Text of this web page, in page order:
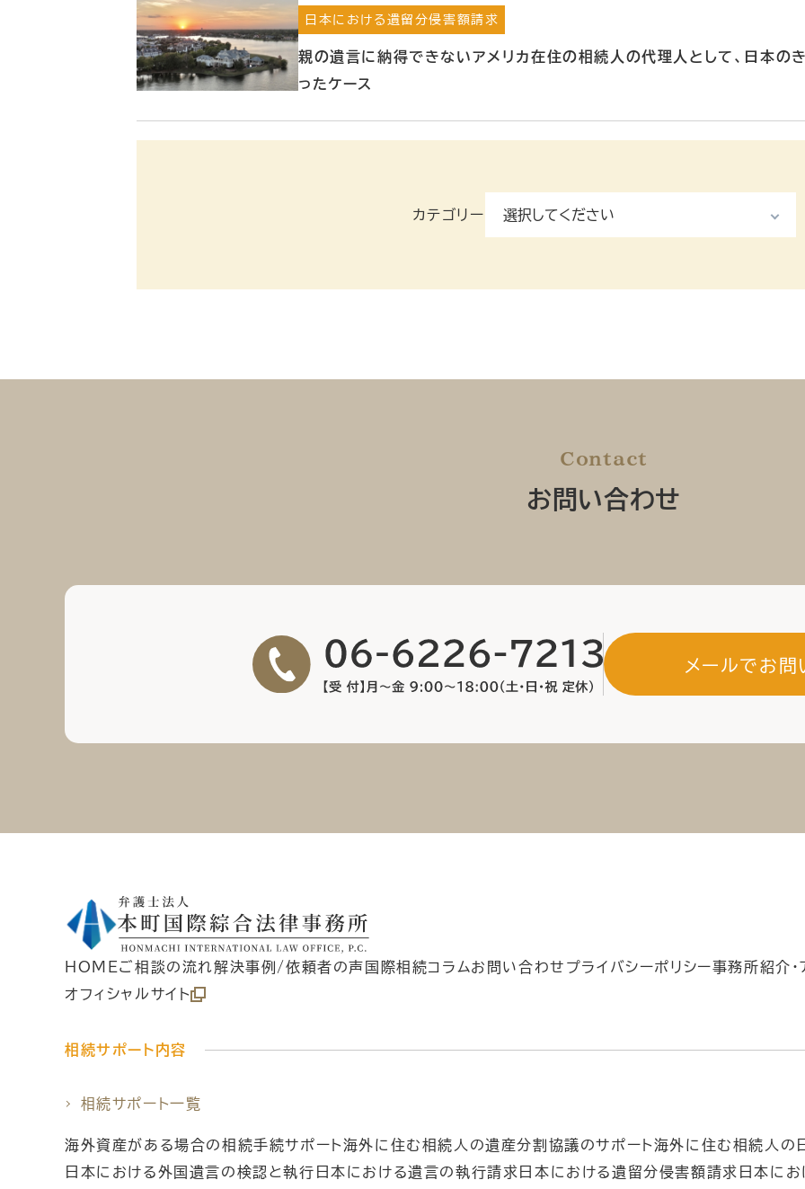
日本における遺留分侵害額請求
親の遺言に納得できないアメリカ在住の相続人の代理人として、日本の
ったケース
カテゴリー
Contact
お問い合わせ
メールでお問
HOMEご相談の流れ解決事例/依頼者の声 国際相続コラムお問い合わせ プライバシーポリシー事務所紹介・
オフィシャルサイト
相続サポート内容
相続サポート一覧
海外資産がある場合の相続手続サポート海外に住む相続人の遺産分割協議のサポート海外に住む相続人の
日本における外国遺言の検認と執行 日本における遺言の執行請求 日本における遺留分侵害額請求 日本に